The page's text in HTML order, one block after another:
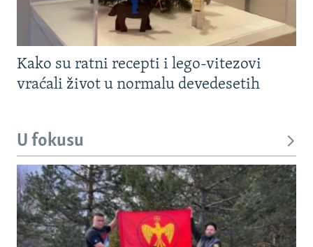
Kako su ratni recepti i lego-vitezovi
vraćali život u normalu devedesetih
U fokusu